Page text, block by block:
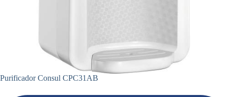
Purificador Consul CPC31AB